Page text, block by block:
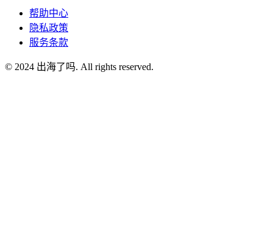
帮助中心
隐私政策
服务条款
© 2024 出海了吗. All rights reserved.